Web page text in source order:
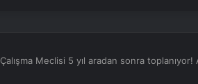
Çalışma Meclisi 5 yıl aradan sonra